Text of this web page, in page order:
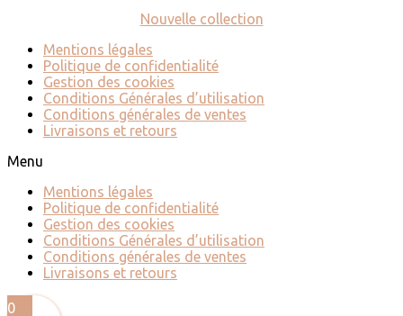
Nouvelle collection
Mentions légales
Politique de confidentialité
Gestion des cookies
Conditions Générales d’utilisation
Conditions générales de ventes
Livraisons et retours
Menu
Mentions légales
Politique de confidentialité
Gestion des cookies
Conditions Générales d’utilisation
Conditions générales de ventes
Livraisons et retours
0